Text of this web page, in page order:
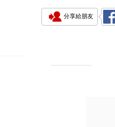
分享給朋友